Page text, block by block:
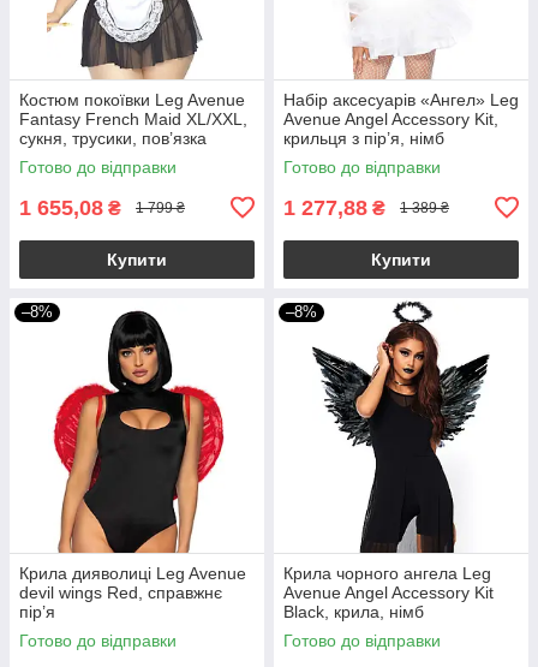
Костюм покоївки Leg Avenue
Fantasy French Maid XL/XXL,
сукня, трусики, пов’язка
Готово до відправки
1 655,08 ₴ 1 799 ₴
Купити
Набір аксесуарів «Ангел» Leg
Avenue Angel Accessory Kit,
крильця з пір’я, німб
Готово до відправки
1 277,88 ₴ 1 389 ₴
Купити
–8%
Крила дияволиці Leg Avenue
devil wings Red, справжнє
пір’я
Готово до відправки
–8%
Крила чорного ангела Leg
Avenue Angel Accessory Kit
Black, крила, німб
Готово до відправки